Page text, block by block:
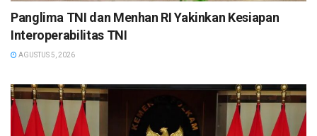
Panglima TNI dan Menhan RI Yakinkan Kesiapan
Interoperabilitas TNI
AGUSTUS 5, 2026